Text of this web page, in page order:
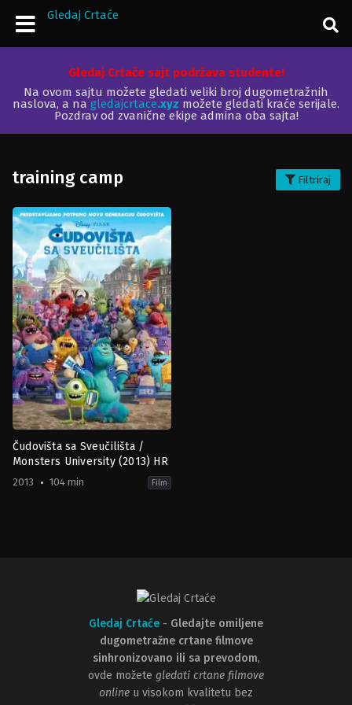
Gledaj Crtaće
Gledaj Crtaće sajt podržava studente!
Na ovom sajtu možete gledati veliki broj dugometražnih
naslova, a na gledajcrtace.xyz možete gledati kraće serijale.
Pozdrav od zvanične ekipe admina oba sajta!
training camp Filtriraj
Čudovišta sa Sveučilišta /
Monsters University (2013) HR
2013 104 min Film
Gledaj Crtaće - Gledajte omiljene
dugometražne crtane filmove
sinhronizovano ili sa prevodom,
ovde možete gledati crtane filmove
online u visokom kvalitetu bez